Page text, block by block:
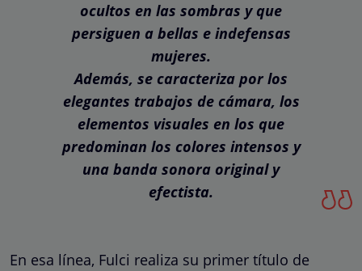
ocultos en las sombras y que
persiguen a bellas e indefensas
mujeres.
Además, se caracteriza por los
elegantes trabajos de cámara, los
elementos visuales en los que
predominan los colores intensos y
una banda sonora original y
efectista.
En esa línea, Fulci realiza su primer título de